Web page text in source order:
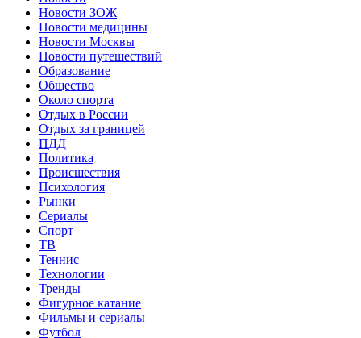
Новости ЗОЖ
Новости медицины
Новости Москвы
Новости путешествий
Образование
Общество
Около спорта
Отдых в России
Отдых за границей
ПДД
Политика
Происшествия
Психология
Рынки
Сериалы
Спорт
ТВ
Теннис
Технологии
Тренды
Фигурное катание
Фильмы и сериалы
Футбол